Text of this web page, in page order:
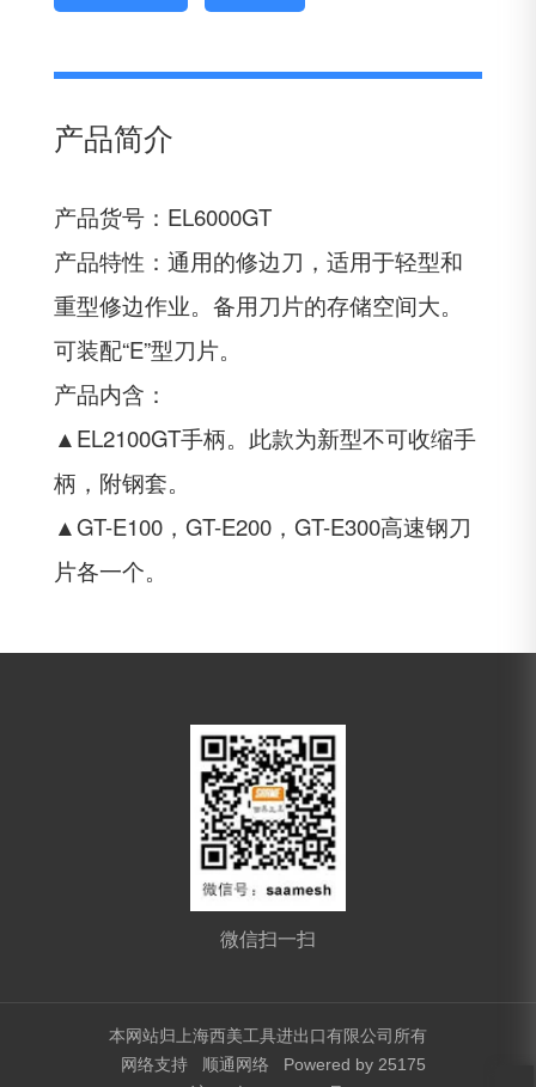
产品简介
产品货号：EL6000GT
产品特性：通用的修边刀，适用于轻型和
重型修边作业。备用刀片的存储空间大。
可装配“E”型刀片。
产品内含：
▲EL2100GT手柄。此款为新型不可收缩手
柄，附钢套。
▲GT-E100，GT-E200，GT-E300高速钢刀
片各一个。
微信扫一扫
本网站归上海西美工具进出口有限公司所有
网络支持
顺通网络
Powered by 25175